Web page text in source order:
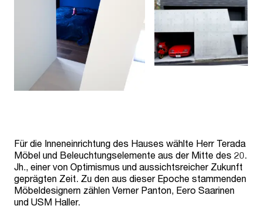
Für die Inneneinrichtung des Hauses wählte Herr Terada
Möbel und Beleuchtungselemente aus der Mitte des 20.
Jh., einer von Optimismus und aussichtsreicher Zukunft
geprägten Zeit. Zu den aus dieser Epoche stammenden
Möbeldesignern zählen Verner Panton, Eero Saarinen
und USM Haller.